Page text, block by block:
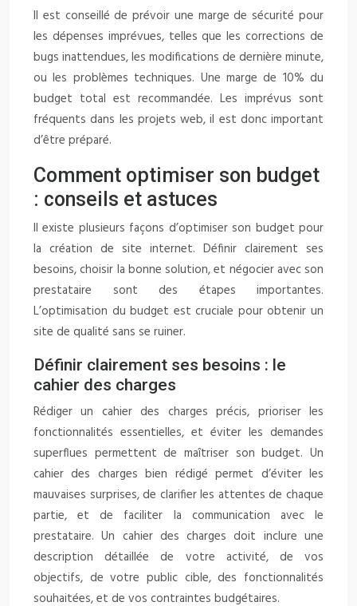
Il est conseillé de prévoir une marge de sécurité pour
les dépenses imprévues, telles que les corrections de
bugs inattendues, les modifications de dernière minute,
ou les problèmes techniques. Une marge de 10% du
budget total est recommandée. Les imprévus sont
fréquents dans les projets web, il est donc important
d’être préparé.
Comment optimiser son budget
: conseils et astuces
Il existe plusieurs façons d’optimiser son budget pour
la création de site internet. Définir clairement ses
besoins, choisir la bonne solution, et négocier avec son
prestataire sont des étapes importantes.
L’optimisation du budget est cruciale pour obtenir un
site de qualité sans se ruiner.
Définir clairement ses besoins : le
cahier des charges
Rédiger un cahier des charges précis, prioriser les
fonctionnalités essentielles, et éviter les demandes
superflues permettent de maîtriser son budget. Un
cahier des charges bien rédigé permet d’éviter les
mauvaises surprises, de clarifier les attentes de chaque
partie, et de faciliter la communication avec le
prestataire. Un cahier des charges doit inclure une
description détaillée de votre activité, de vos
objectifs, de votre public cible, des fonctionnalités
souhaitées, et de vos contraintes budgétaires.